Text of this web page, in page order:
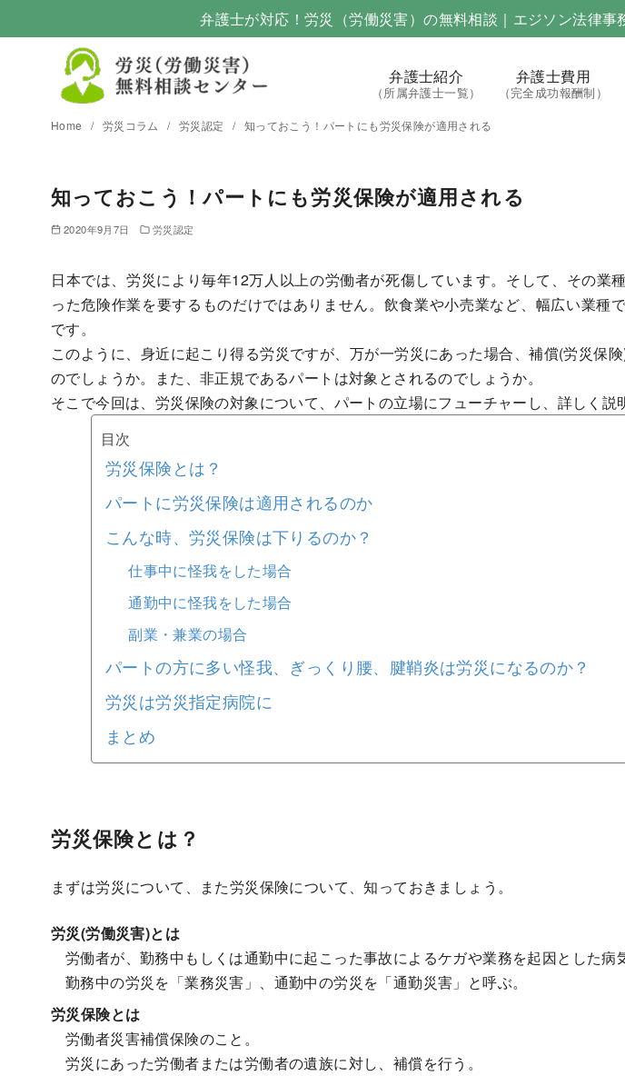
弁護士が対応！労災（労働災害）の無料相談｜エジソン法律事
弁護士紹介
（所属弁護士一覧）
弁護士費用
（完全成功報酬制）
Home 労災コラム 労災認定 知っておこう！パートにも労災保険が適用される
知っておこう！パートにも労災保険が適用される
2020年9月7日 労災認定
日本では、労災により毎年12万人以上の労働者が死傷しています。そして、その業
った危険作業を要するものだけではありません。飲食業や小売業など、幅広い業種
です。
このように、身近に起こり得る労災ですが、万が一労災にあった場合、補償(労災保
のでしょうか。また、非正規であるパートは対象とされるのでしょうか。
そこで今回は、労災保険の対象について、パートの立場にフューチャーし、詳しく説
目次
労災保険とは？
パートに労災保険は適用されるのか
こんな時、労災保険は下りるのか？
仕事中に怪我をした場合
通勤中に怪我をした場合
副業・兼業の場合
パートの方に多い怪我、ぎっくり腰、腱鞘炎は労災になるのか？
労災は労災指定病院に
まとめ
労災保険とは？
まずは労災について、また労災保険について、知っておきましょう。
労災(労働災害)とは
労働者が、勤務中もしくは通勤中に起こった事故によるケガや業務を起因とした病
勤務中の労災を「業務災害」、通勤中の労災を「通勤災害」と呼ぶ。
労災保険とは
労働者災害補償保険のこと。
労災にあった労働者または労働者の遺族に対し、補償を行う。